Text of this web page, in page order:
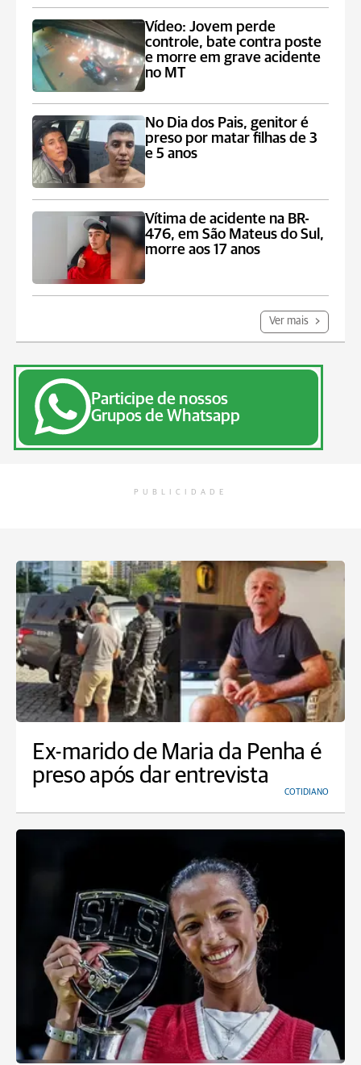
Vídeo: Jovem perde
controle, bate contra poste
e morre em grave acidente
no MT
No Dia dos Pais, genitor é
preso por matar filhas de 3
e 5 anos
Vítima de acidente na BR-
476, em São Mateus do Sul,
morre aos 17 anos
Ver mais
Participe de nossos
Grupos de Whatsapp
PUBLICIDADE
Ex-marido de Maria da Penha é
preso após dar entrevista
COTIDIANO